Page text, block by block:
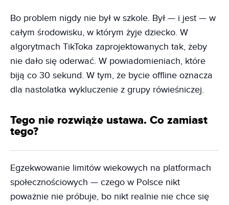
Bo problem nigdy nie był w szkole. Był — i jest — w
całym środowisku, w którym żyje dziecko. W
algorytmach TikToka zaprojektowanych tak, żeby
nie dało się oderwać. W powiadomieniach, które
biją co 30 sekund. W tym, że bycie offline oznacza
dla nastolatka wykluczenie z grupy rówieśniczej.
Tego nie rozwiąże ustawa. Co zamiast
tego?
Egzekwowanie limitów wiekowych na platformach
społecznościowych — czego w Polsce nikt
poważnie nie próbuje, bo nikt realnie nie chce się